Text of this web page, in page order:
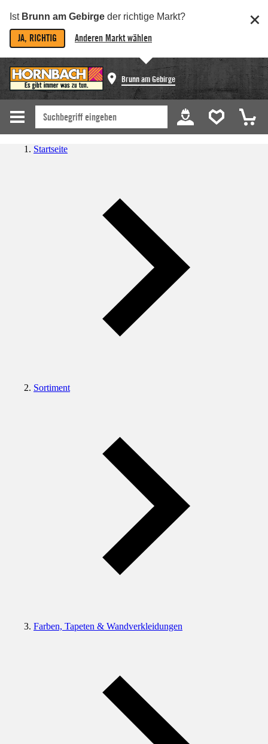
Ist Brunn am Gebirge der richtige Markt?
JA, RICHTIG Anderen Markt wählen
Brunn am Gebirge
Startseite
Sortiment
Farben, Tapeten & Wandverkleidungen